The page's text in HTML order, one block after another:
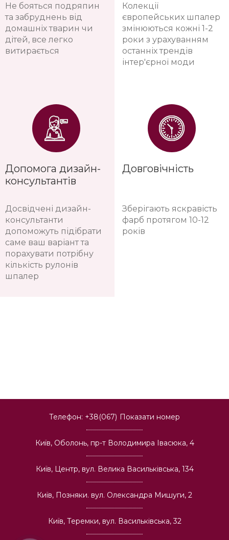
Не бояться подряпин
та забруднень від
домашніх тварин чи
дітей, все легко
витирається
Допомога дизайн-
консультантів
Досвідчені дизайн-
консультанти
допоможуть підібрати
саме ваш варіант та
порахувати потрібну
кількість рулонів
шпалер
Колекції
європейських шпалер
змінюються кожні 1-2
роки з урахуванням
останніх трендів
інтер'єрної моди
Довговічність
Зберігають яскравість
фарб протягом 10-12
років
Телефон: +38(067) Показати номер
Київ, Оболонь, пр-т Володимира Івасюка, 4
Київ, Центр, вул. Велика Васильківська, 134
Київ, Позняки. вул. Олександра Мишуги, 2
Київ, Теремки, вул. Васильківська, 32